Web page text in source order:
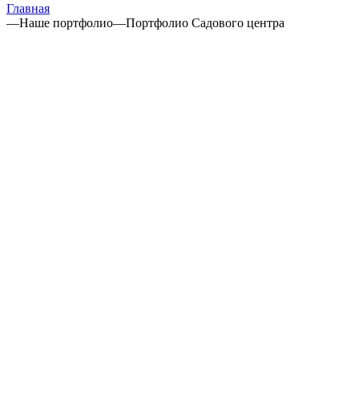
Главная
—Наше портфолио—Портфолио Садового центра